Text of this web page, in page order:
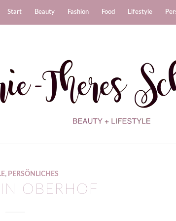
Start Beauty Fashion Food Lifestyle
, PERSÖNLICHES
OBERHOF